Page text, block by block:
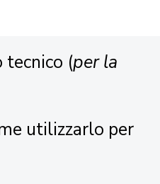
tecnico (per la
utilizzarlo per